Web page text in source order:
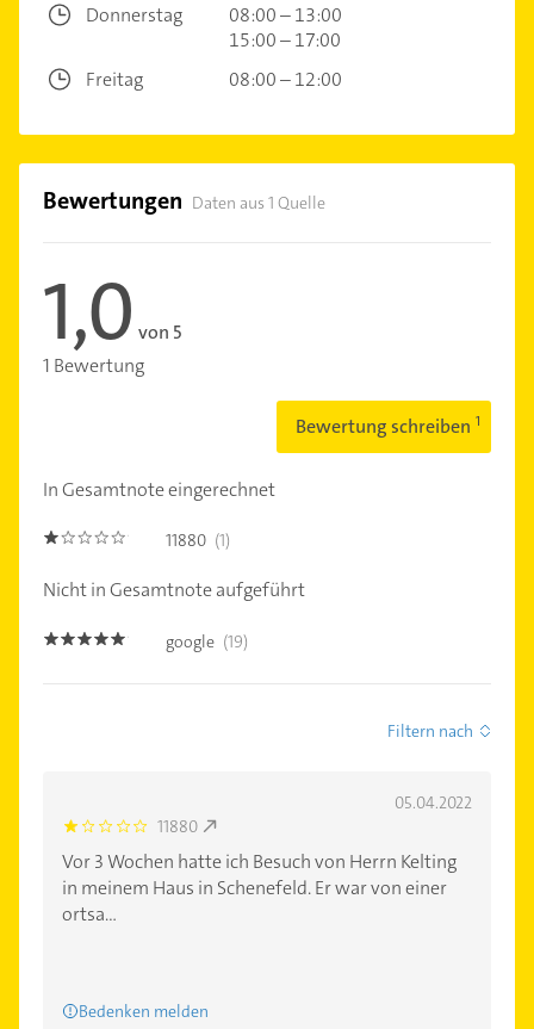
Donnerstag
08:00 – 13:00
15:00 – 17:00
Freitag
08:00 – 12:00
Bewertungen Daten aus 1 Quelle
1,0 von 5
1 Bewertung
Bewertung schreiben
In Gesamtnote eingerechnet
1.0 11880 (1)
Nicht in Gesamtnote aufgeführt
4.8 google (19)
Filtern nach
05.04.2022
1.0 11880
Vor 3 Wochen hatte ich Besuch von Herrn Kelting
in meinem Haus in Schenefeld. Er war von einer
ortsa...
Bedenken melden